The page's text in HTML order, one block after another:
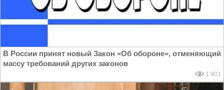
В России принят новый Закон «Об обороне», отменяющий
массу требований других законов
1 901